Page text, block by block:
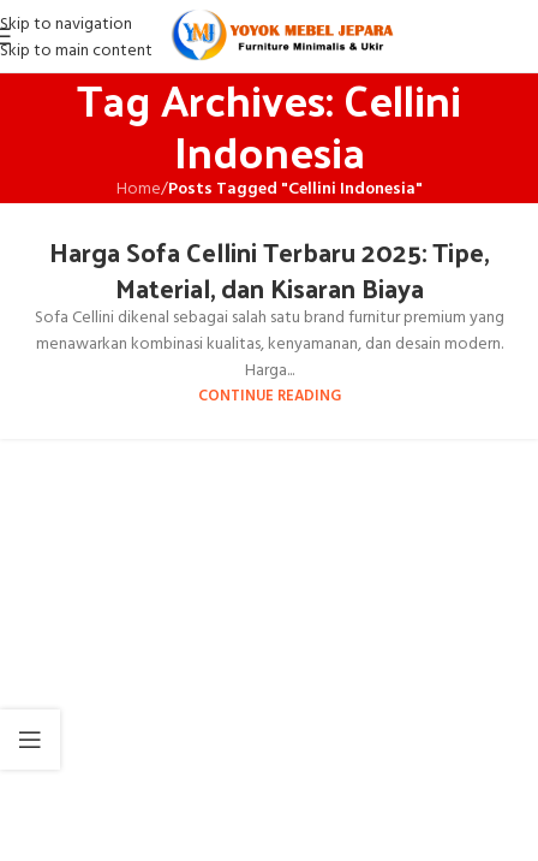
Skip to navigation
Skip to main content
Tag Archives: Cellini
Indonesia
Home/Posts Tagged "Cellini Indonesia"
Harga Sofa Cellini Terbaru 2025: Tipe,
Material, dan Kisaran Biaya
Sofa Cellini dikenal sebagai salah satu brand furnitur premium yang
menawarkan kombinasi kualitas, kenyamanan, dan desain modern.
Harga...
CONTINUE READING